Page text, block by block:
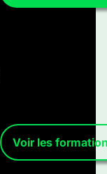
Voir les